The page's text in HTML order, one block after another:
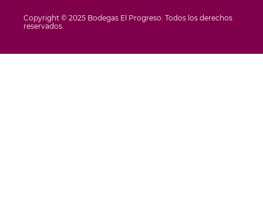
Copyright © 2025 Bodegas El Progreso. Todos los derechos
reservados.